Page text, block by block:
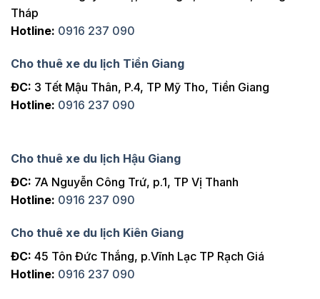
Tháp
Hotline: 0916 237 090
Cho thuê xe du lịch Tiền Giang
ĐC: 3 Tết Mậu Thân, P.4, TP Mỹ Tho, Tiền Giang
Hotline: 0916 237 090
Cho thuê xe du lịch Hậu Giang
ĐC: 7A Nguyễn Công Trứ, p.1, TP Vị Thanh
Hotline: 0916 237 090
Cho thuê xe du lịch Kiên Giang
ĐC: 45 Tôn Đức Thắng, p.Vĩnh Lạc TP Rạch Giá
Hotline: 0916 237 090